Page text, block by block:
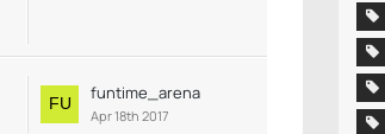
funtime_arena
Apr 18th 2017